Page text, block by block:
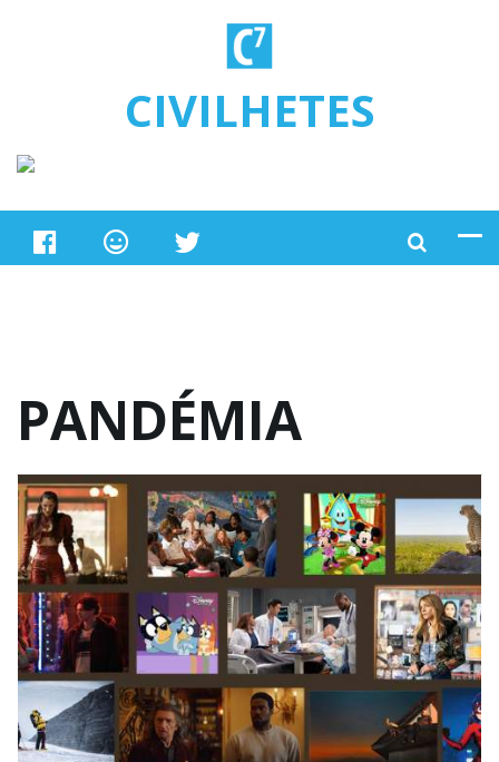
CIVILHETES
PANDÉMIA